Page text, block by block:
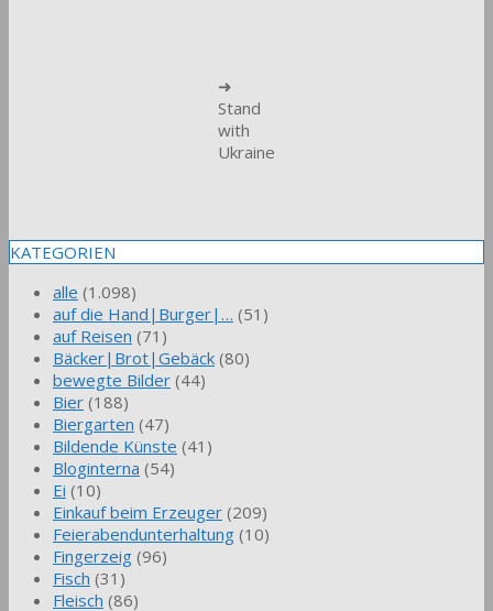
➜
Stand
with
Ukraine
KATEGORIEN
alle (1.098)
auf die Hand|Burger|… (51)
auf Reisen (71)
Bäcker|Brot|Gebäck (80)
bewegte Bilder (44)
Bier (188)
Biergarten (47)
Bildende Künste (41)
Bloginterna (54)
Ei (10)
Einkauf beim Erzeuger (209)
Feierabendunterhaltung (10)
Fingerzeig (96)
Fisch (31)
Fleisch (86)